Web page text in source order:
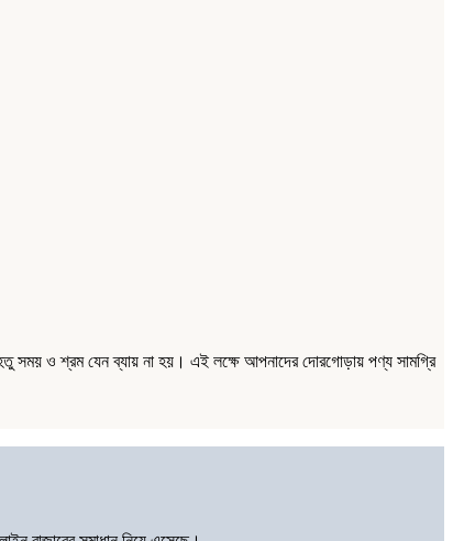
সময় ও শ্রম যেন ব্যায় না হয়। এই লক্ষে আপনাদের দোরগোড়ায় পণ্য সামগ্রি